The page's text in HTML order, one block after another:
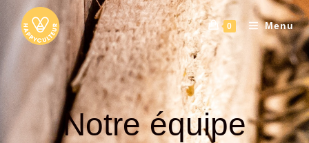
0 Menu
Notre équipe